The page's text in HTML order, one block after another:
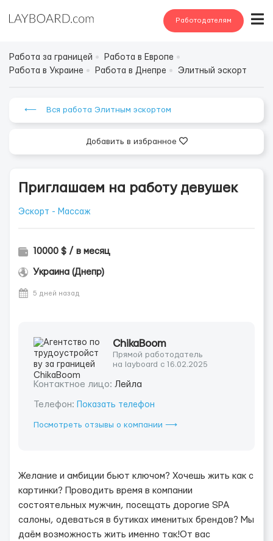
Работодателям
Работа за границей
Работа в Европе
Работа в Украине
Работа в Днепре Элитный эскорт
⟵ Вся работа Элитным эскортом
Добавить в избранное
Приглашаем на работу девушек
Эскорт - Массаж
10000 $ / в месяц
Украина (Днепр)
5 дней назад
ChikaBoom
Прямой работодатель
на layboard с 16.02.2025
Контактное лицо: Лейла
Телефон: Показать телефон
Посмотреть отзывы о компании ⟶
Желание и амбиции бьют ключом? Хочешь жить как с
картинки? Проводить время в компании
состоятельных мужчин, посещать дорогие SPA
салоны, одеваться в бутиках именитых брендов? Мы
даём возможность жить именно так!От вас